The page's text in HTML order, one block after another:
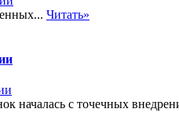
Читать»
началась с точечных